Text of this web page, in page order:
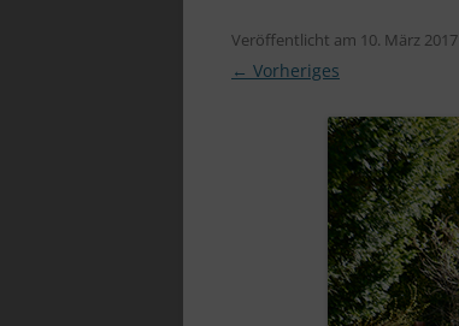
Veröffentlicht am 10. März 2017
← Vorheriges